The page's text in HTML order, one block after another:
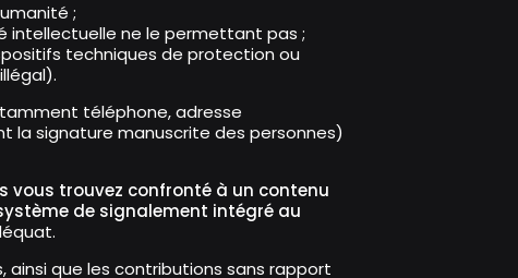
;
intellectuelle ne le permettant pas ;
techniques de protection ou
téléphone, adresse
la signature manuscrite des personnes)
vous trouvez confronté à un contenu
de signalement intégré au
que les contributions sans rapport